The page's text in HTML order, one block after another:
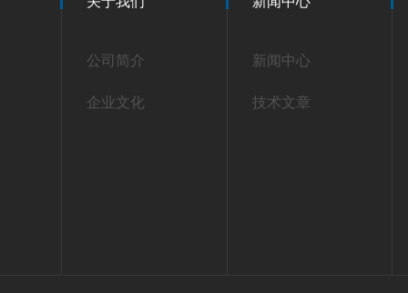
公司简介
企业文化
新闻中心
技术文章